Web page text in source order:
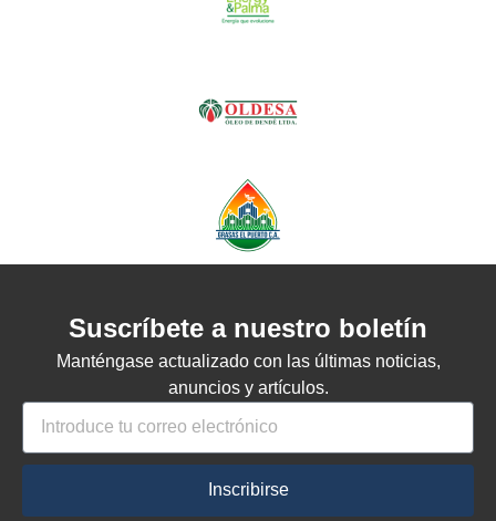
Suscríbete a nuestro boletín
Manténgase actualizado con las últimas noticias,
anuncios y artículos.
Inscribirse